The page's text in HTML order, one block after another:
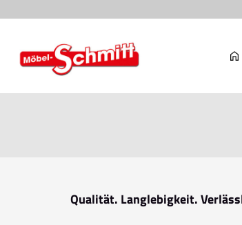
Qualität. Langlebigkeit.